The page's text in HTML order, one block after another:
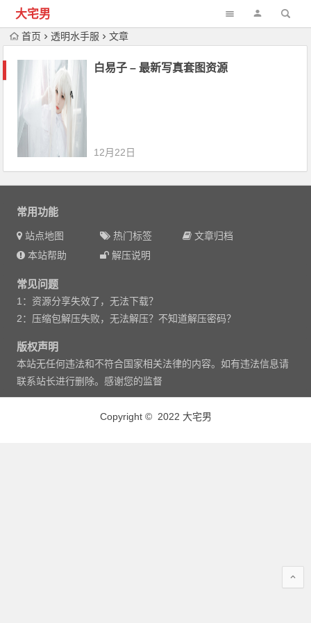
大宅男
首页 透明水手服 文章
白易子 – 最新写真套图资源
12月22日
常用功能
站点地图 热门标签
文章归档
本站帮助
解压说明
常见问题
1：资源分享失效了，无法下载？
2：压缩包解压失败，无法解压？不知道解压密码？
版权声明
本站无任何违法和不符合国家相关法律的内容。如有违法信息请
联系站长进行删除。感谢您的监督
Copyright © 2022 大宅男